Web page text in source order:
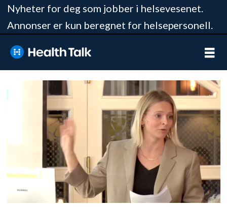
Nyheter for deg som jobber i helsevesenet.
Annonser er kun beregnet for helsepersonell.